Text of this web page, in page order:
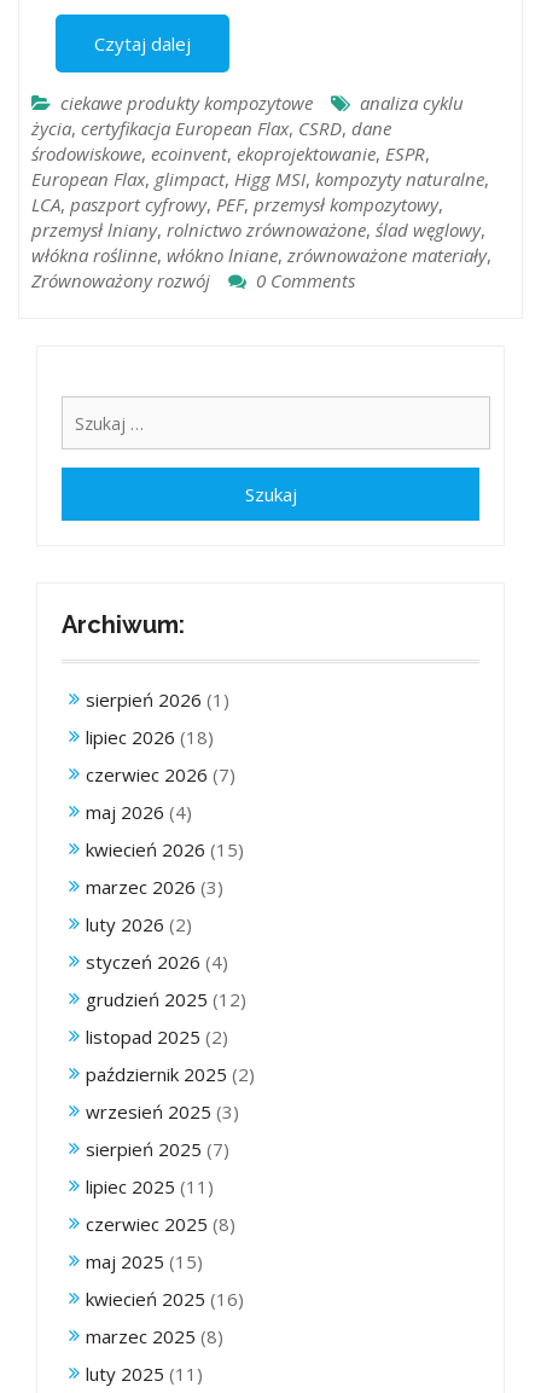
Czytaj dalej
ciekawe produkty kompozytowe
analiza cyklu
życia, certyfikacja European Flax, CSRD, dane
środowiskowe, ecoinvent, ekoprojektowanie, ESPR,
European Flax, glimpact, Higg MSI, kompozyty naturalne,
LCA, paszport cyfrowy, PEF, przemysł kompozytowy,
przemysł lniany, rolnictwo zrównoważone, ślad węglowy,
włókna roślinne, włókno lniane, zrównoważone materiały,
Zrównoważony rozwój
0 Comments
Archiwum:
sierpień 2026 (1)
lipiec 2026 (18)
czerwiec 2026 (7)
maj 2026 (4)
kwiecień 2026 (15)
marzec 2026 (3)
luty 2026 (2)
styczeń 2026 (4)
grudzień 2025 (12)
listopad 2025 (2)
październik 2025 (2)
wrzesień 2025 (3)
sierpień 2025 (7)
lipiec 2025 (11)
czerwiec 2025 (8)
maj 2025 (15)
kwiecień 2025 (16)
marzec 2025 (8)
luty 2025 (11)